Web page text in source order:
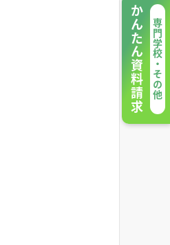
専門学校・その他
かんたん資料請求